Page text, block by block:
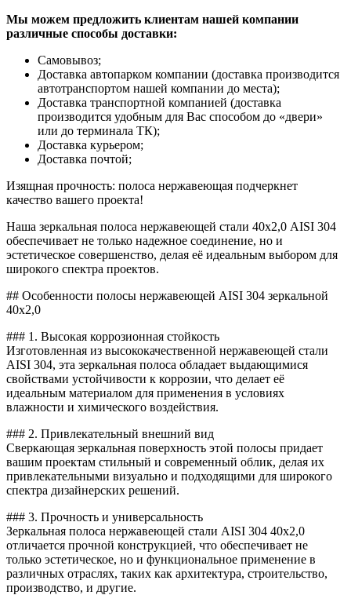
Мы можем предложить клиентам нашей компании
различные способы доставки:
Самовывоз;
Доставка автопарком компании (доставка производится
автотранспортом нашей компании до места);
Доставка транспортной компанией (доставка
производится удобным для Вас способом до «двери»
или до терминала ТК);
Доставка курьером;
Доставка почтой;
Изящная прочность: полоса нержавеющая подчеркнет
качество вашего проекта!
Наша зеркальная полоса нержавеющей стали 40х2,0 AISI 304
обеспечивает не только надежное соединение, но и
эстетическое совершенство, делая её идеальным выбором для
широкого спектра проектов.
## Особенности полосы нержавеющей AISI 304 зеркальной
40х2,0
### 1. Высокая коррозионная стойкость
Изготовленная из высококачественной нержавеющей стали
AISI 304, эта зеркальная полоса обладает выдающимися
свойствами устойчивости к коррозии, что делает её
идеальным материалом для применения в условиях
влажности и химического воздействия.
### 2. Привлекательный внешний вид
Сверкающая зеркальная поверхность этой полосы придает
вашим проектам стильный и современный облик, делая их
привлекательными визуально и подходящими для широкого
спектра дизайнерских решений.
### 3. Прочность и универсальность
Зеркальная полоса нержавеющей стали AISI 304 40х2,0
отличается прочной конструкцией, что обеспечивает не
только эстетическое, но и функциональное применение в
различных отраслях, таких как архитектура, строительство,
производство, и другие.